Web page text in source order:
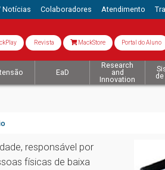
Notícias Colaboradores Atendimento
Revista MackStore Portal do Aluno
EaD
Research
and
Innovation
responsável por
físicas de baixa